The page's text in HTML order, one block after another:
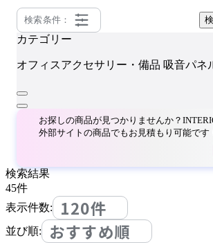
検索条件：
カテゴリー
オフィスアクセサリー・備品 吸音パネ
お探しの商品が見つかりませんか？
外部サイトの商品でもお見積もり可能です
検索結果
45件
表示件数:
120件
並び順: おすすめ順